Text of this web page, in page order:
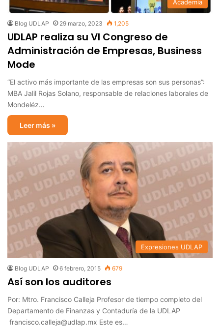
Academia
Blog UDLAP 29 marzo, 2023 1,205
UDLAP realiza su VI Congreso de
Administración de Empresas, Business
Mode
“El activo más importante de las empresas son sus personas”:
MBA Jalil Rojas Solano, responsable de relaciones laborales de
Mondeléz…
Leer más »
Expresiones UDLAP
Blog UDLAP 6 febrero, 2015 679
Así son los auditores
Por: Mtro. Francisco Calleja Profesor de tiempo completo del
Departamento de Finanzas y Contaduría de la UDLAP
francisco.calleja@udlap.mx Este es…